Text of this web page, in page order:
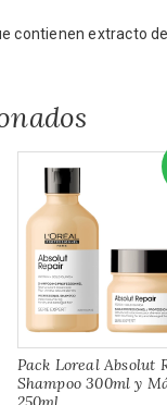
contienen extracto
Pack Loreal Absolut
Shampoo 300ml y